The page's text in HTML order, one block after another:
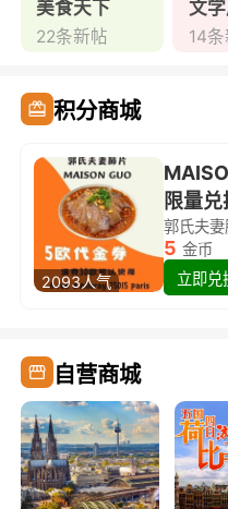
美食天下
22条新帖
文
14
积分商城
2093人气
限量
5 金币
立即兑
自营商城